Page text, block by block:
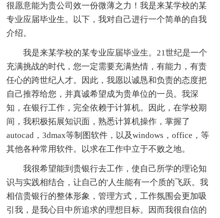
很愿意能为贵公司效一份微薄之力！我是来某学校的某
专业应届毕业生。以下，我对自己进行一个简单的自我
介绍。
我是来某学校的某专业应届毕业生。21世纪是一个
充满挑战的时代，您一定需要充满热情，有能力，有责
任心的跨世纪人才。因此，我愿以诚恳和负责的态度把
自己推荐给您，并真诚希望成为贵单位的一员。我深
知，在银行工作，完全依赖于计算机。因此，在学校期
间，我积极拓展知识面，熟悉计算机操作，掌握了
autocad，3dmax等制图软件，以及windows，office，等
其他各种常用软件。以求在工作中立于不败之地。
我很希望能到贵银行去工作，使自己所学的理论知
识与实践相结合，让自己的'人生能有一个质的飞跃。我
相信贵银行的整体形象，管理方式，工作氛围会更加吸
引我，是我心目中所追求的理想目标。因而我很自信的